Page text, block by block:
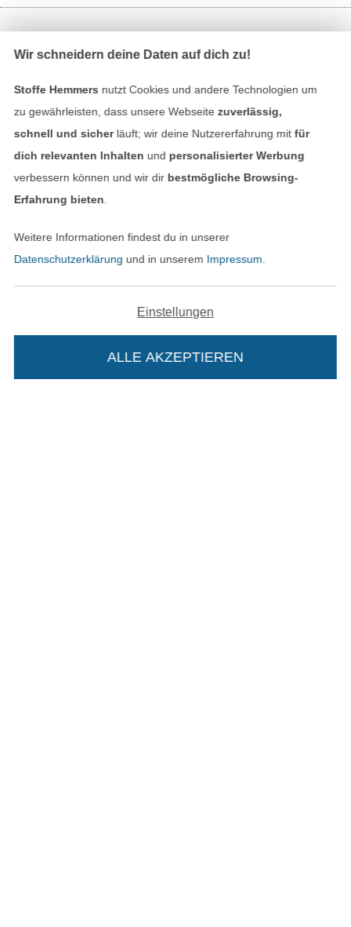
In deinen Warenkorb
Bezahlen mit
Unsere Versandpartner
AGB
In den deutschen Shop wechseln (aktuell
Wir schneidern deine Daten auf dich zu!
Stoffe Hemmers nutzt Cookies und andere Technologien um
zu gewährleisten, dass unsere Webseite zuverlässig,
schnell und sicherläuft; wir deine Nutzererfahrung mitfür
dich relevanten Inhalten und personalisierter Werbung
verbessern können und wir dir bestmögliche Browsing-
Erfahrung bieten
Weitere Informationen findest du in unserer
Datenschutzerklärung und in unserem Impressum
Einstellungen
ALLE AKZEPTIEREN